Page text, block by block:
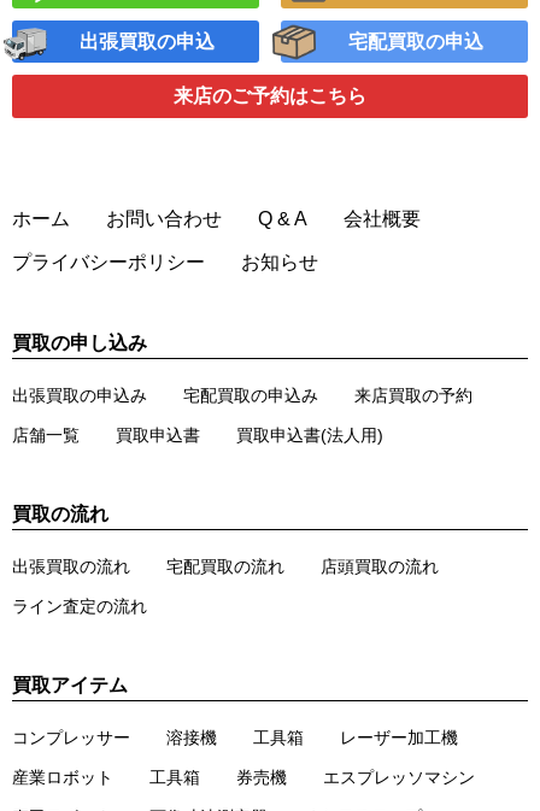
出張買取の申込 宅配買取の申込
来店のご予約はこちら
ホーム お問い合わせ Q & A 会社概要
プライバシーポリシー お知らせ
買取の申し込み
出張買取の申込み 宅配買取の申込み 来店買取の予約
店舗一覧 買取申込書 買取申込書(法人用)
買取の流れ
出張買取の流れ 宅配買取の流れ 店頭買取の流れ
ライン査定の流れ
買取アイテム
コンプレッサー 溶接機 工具箱 レーザー加工機
産業ロボット 工具箱 券売機 エスプレッソマシン